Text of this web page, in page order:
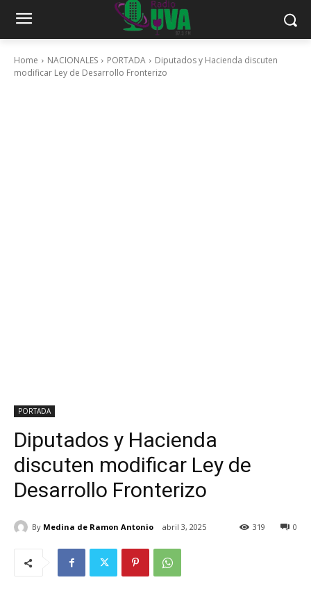
Home NACIONALES PORTADA
Diputados y Hacienda discuten
modificar Ley de Desarrollo Fronterizo
PORTADA
Diputados y Hacienda
discuten modificar Ley de
Desarrollo Fronterizo
By Medina de Ramon Antonio abril 3, 2025 0
319